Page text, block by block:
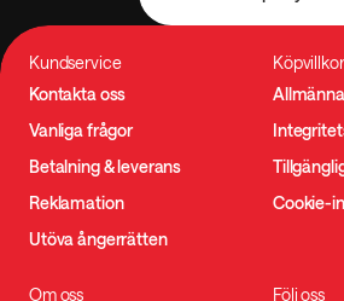
Kundservice
Kontakta oss
Vanliga frågor
Betalning & leverans
Reklamation
Utöva ångerrätten
Köpvillkor
Cookie-
Om oss Följ oss